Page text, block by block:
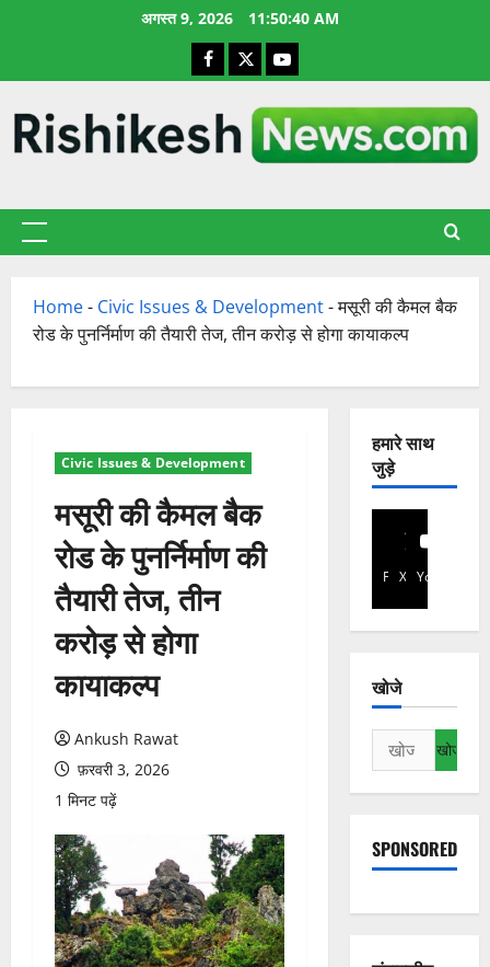
अगस्त 9, 2026 11:50:41 AM
Facebook
X YouTube
प्राथमिक
Home- Civic Issues & Development-मसूरी की कैमल बैक
रोड के पुनर्निर्माण की तैयारी तेज, तीन करोड़ से होगा कायाकल्प
Civic Issues & Development
मसूरी की कैमल बैक
रोड के पुनर्निर्माण की
तैयारी तेज, तीन
करोड़ से होगा
कायाकल्प
Ankush Rawat
फ़रवरी 3, 2026
1 मिनट पढ़ें
हमारे साथ
जुड़े
Facebook
X YouTube
खोजे
निम्न
को
खोजें:
SPONSORED